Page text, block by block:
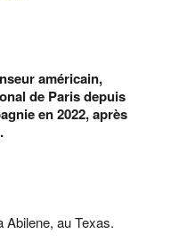
américain,
de Paris depuis
en 2022, après
au Texas.